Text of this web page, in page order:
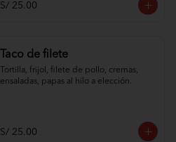
S/ 25.00
Taco de filete
Tortilla, frijol, filete de pollo, cremas,
ensaladas, papas al hilo a elección.
S/ 25.00